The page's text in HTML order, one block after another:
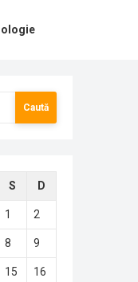
S D
1 2
8 9
15 16